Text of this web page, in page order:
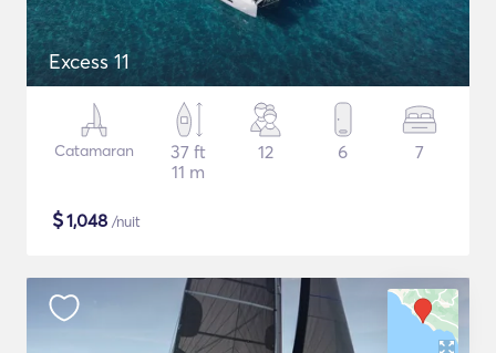
Excess 11
Catamaran
37 ft
11 m
12 6 7
$1,048 /nuit